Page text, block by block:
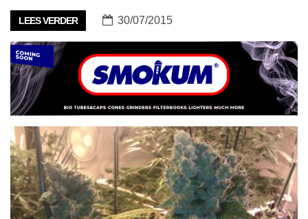
LEES VERDER 30/07/2015